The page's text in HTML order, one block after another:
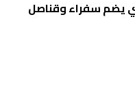
يضم سفراء وقناصل